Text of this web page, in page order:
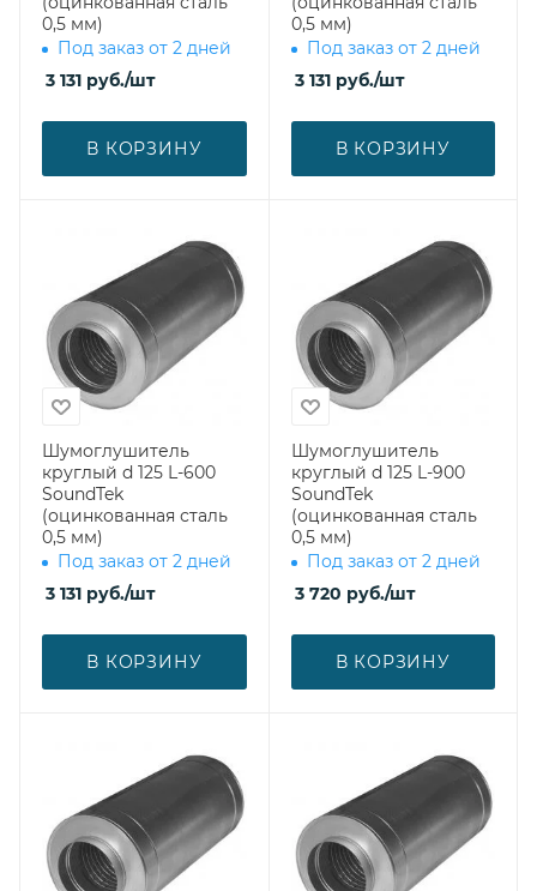
0,5 мм)
Под заказ от 2 дней
3 131 руб./шт
В КОРЗИНУ
0,5 мм)
Под заказ от 2 дней
3 131руб./шт
В КОРЗИНУ
Шумоглушитель
круглый d 125 L-600
SoundTek
(оцинкованная сталь
0,5 мм)
Под заказ от 2 дней
3 131 руб./шт
В КОРЗИНУ
Шумоглушитель
круглый d 125 L-900
SoundTek
(оцинкованная сталь
0,5 мм)
Под заказ от 2 дней
3 720 руб./шт
В КОРЗИНУ